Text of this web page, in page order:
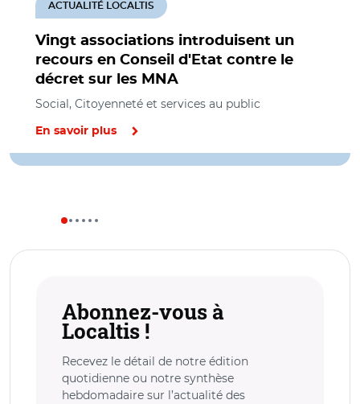
Vingt associations introduisent un
recours en Conseil d'Etat contre le
décret sur les MNA
ACTUALITÉ LOCALTIS
Social, Citoyenneté et services au public
En savoir plus
Abonnez-vous à
Localtis !
Recevez le détail de notre édition
quotidienne ou notre synthèse
hebdomadaire sur l’actualité des